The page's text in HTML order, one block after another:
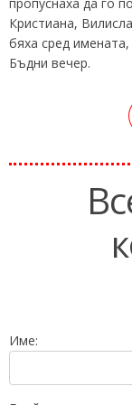
Кристиана,
бяха сред
Бъдни вечер.
Име: